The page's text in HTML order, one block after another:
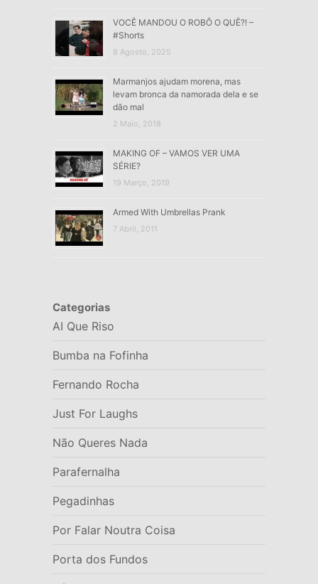
VOCÊ MANDOU O ROBÔ O QUÊ?! –
#Shorts
8 Agosto, 2025
Marmanjos ajudam morena, mas
levam bronca da namorada dela e se
dão mal
2 Maio, 2018
MAKING OF – VAMOS VER UMA
SÉRIE?
19 Março, 2019
Armed With Umbrellas Prank
7 Abril, 2011
Categorias
AI Que Riso
Bumba na Fofinha
Fernando Rocha
Just For Laughs
Não Queres Nada
Parafernalha
Pegadinhas
Por Falar Noutra Coisa
Porta dos Fundos